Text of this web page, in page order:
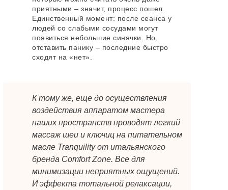
приятными – значит, процесс пошел.
Единственный момент: после сеанса у
людей со слабыми сосудами могут
появиться небольшие синячки. Но,
отставить панику – последние быстро
сходят на «нет».
К тому же, еще до осуществления
воздействия аппаратом мастера
наших пространств проводят легкий
массаж шеи и ключиц на питательном
масле Tranquility от итальянского
бренда Comfort Zone. Все для
минимизации неприятных ощущений.
И эффекта тотальной релаксации,